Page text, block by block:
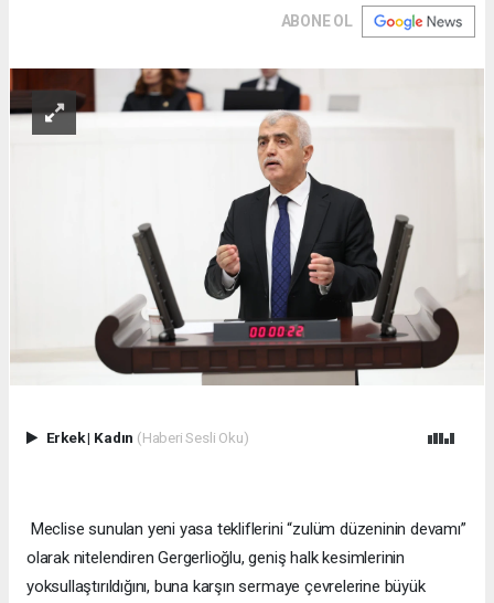
ABONE OL
Erkek| Kadın (Haberi Sesli Oku)
Meclise sunulan yeni yasa tekliflerini “zulüm düzeninin devamı”
olarak nitelendiren Gergerlioğlu, geniş halk kesimlerinin
yoksullaştırıldığını, buna karşın sermaye çevrelerine büyük